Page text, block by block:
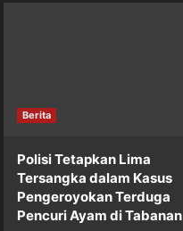
Berita
Polisi Tetapkan Lima
Tersangka dalam Kasus
Pengeroyokan Terduga
Pencuri Ayam di Tabanan